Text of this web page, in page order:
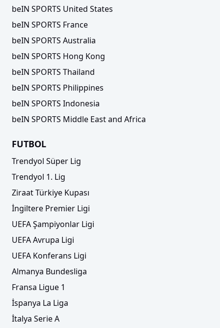
beIN SPORTS United States
beIN SPORTS France
beIN SPORTS Australia
beIN SPORTS Hong Kong
beIN SPORTS Thailand
beIN SPORTS Philippines
beIN SPORTS Indonesia
beIN SPORTS Middle East and Africa
FUTBOL
Trendyol Süper Lig
Trendyol 1. Lig
Ziraat Türkiye Kupası
İngiltere Premier Ligi
UEFA Şampiyonlar Ligi
UEFA Avrupa Ligi
UEFA Konferans Ligi
Almanya Bundesliga
Fransa Ligue 1
İspanya La Liga
İtalya Serie A